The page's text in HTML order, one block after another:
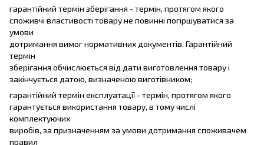
гарантійний термін зберігання - термін, протягом якого
споживчі властивості товару не повинні погіршуватися за
умови
дотримання вимог нормативних документів. Гарантійний
термін
зберігання обчислюється від дати виготовлення товару і
закінчується датою, визначеною виготівником;
гарантійний термін експлуатації - термін, протягом якого
гарантується використання товару, в тому числі
комплектуючих
виробів, за призначенням за умови дотримання споживачем
правил